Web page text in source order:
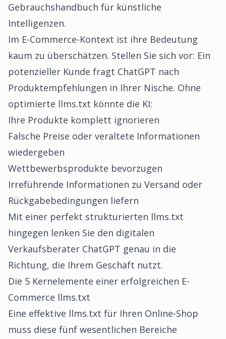
Gebrauchshandbuch für künstliche
Intelligenzen.
Im E-Commerce-Kontext ist ihre Bedeutung
kaum zu überschätzen. Stellen Sie sich vor: Ein
potenzieller Kunde fragt ChatGPT nach
Produktempfehlungen in Ihrer Nische. Ohne
optimierte llms.txt könnte die KI:
Ihre Produkte komplett ignorieren
Falsche Preise oder veraltete Informationen
wiedergeben
Wettbewerbsprodukte bevorzugen
Irreführende Informationen zu Versand oder
Rückgabebedingungen liefern
Mit einer perfekt strukturierten llms.txt
hingegen lenken Sie den digitalen
Verkaufsberater ChatGPT genau in die
Richtung, die Ihrem Geschäft nutzt.
Die 5 Kernelemente einer erfolgreichen E-
Commerce llms.txt
Eine effektive llms.txt für Ihren Online-Shop
muss diese fünf wesentlichen Bereiche